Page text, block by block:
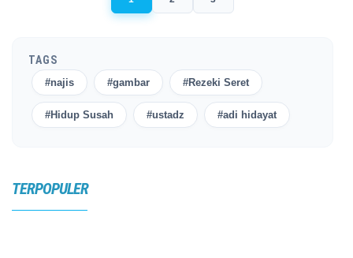
TAGS
#najis #gambar #Rezeki Seret
#Hidup Susah #ustadz #adi hidayat
TERPOPULER